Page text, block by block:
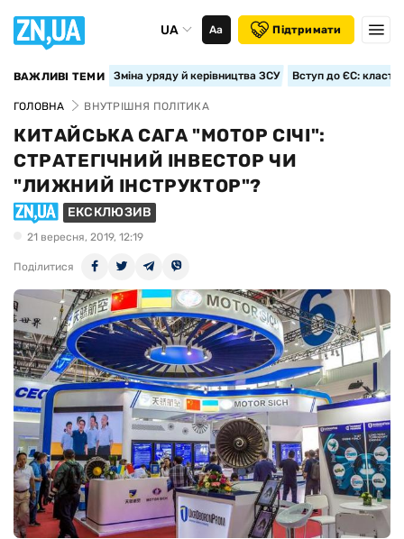
UA Аа Підтримати
ВАЖЛИВІ ТЕМИ Зміна уряду й керівництва ЗСУ Вступ до ЄС:
ГОЛОВНА ВНУТРІШНЯ ПОЛІТИКА
КИТАЙСЬКА САГА "МОТОР СІЧІ":
СТРАТЕГІЧНИЙ ІНВЕСТОР ЧИ
"ЛИЖНИЙ ІНСТРУКТОР"?
ЕКСКЛЮЗИВ
21 вересня, 2019, 12:19
Поділитися